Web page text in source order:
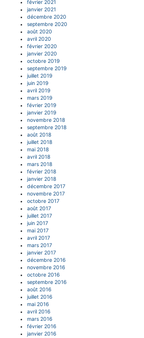
février 2021
janvier 2021
décembre 2020
septembre 2020
août 2020
avril 2020
février 2020
janvier 2020
octobre 2019
septembre 2019
juillet 2019
juin 2019
avril 2019
mars 2019
février 2019
janvier 2019
novembre 2018
septembre 2018
août 2018
juillet 2018
mai 2018
avril 2018
mars 2018
février 2018
janvier 2018
décembre 2017
novembre 2017
octobre 2017
août 2017
juillet 2017
juin 2017
mai 2017
avril 2017
mars 2017
janvier 2017
décembre 2016
novembre 2016
octobre 2016
septembre 2016
août 2016
juillet 2016
mai 2016
avril 2016
mars 2016
février 2016
janvier 2016